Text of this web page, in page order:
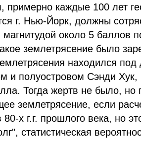
примерно каждые 100 лет
г. Нью-Йорк, должны
магнитудой около 5 баллов
землетрясение было
находился под
и полуостровом Сэнди Хук,
Тогда жертв не было, но
землетрясение, если
х г.г. прошлого века, но
статистическая